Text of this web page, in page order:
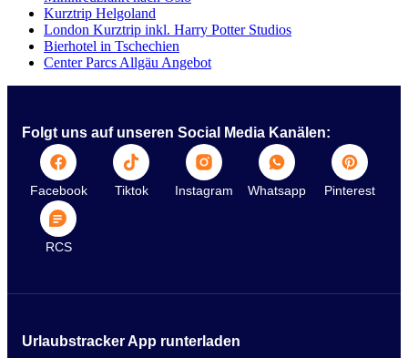
Kurztrip Helgoland
London Kurztrip inkl. Harry Potter Studios
Bierhotel in Tschechien
Center Parcs Allgäu Angebot